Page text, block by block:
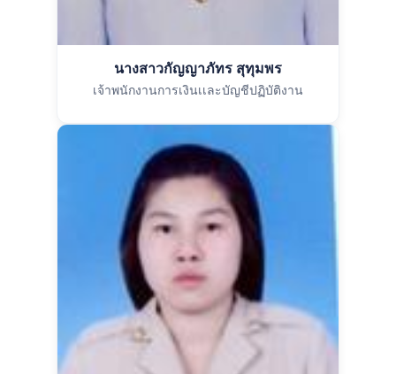
นางสาวกัญญาภัทร สุทุมพร
เจ้าพนักงานการเงินเเละบัญชีปฏิบัติงาน